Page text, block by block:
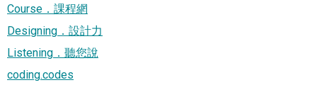
Course．課程網
Designing．設計力
Listening．聽您說
coding.codes